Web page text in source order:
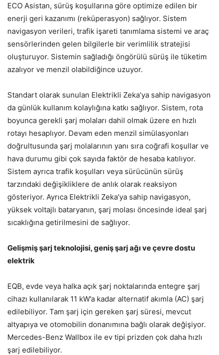
ECO Asistan, sürüş koşullarına göre optimize edilen bir
enerji geri kazanımı (reküperasyon) sağlıyor. Sistem
navigasyon verileri, trafik işareti tanımlama sistemi ve araç
sensörlerinden gelen bilgilerle bir verimlilik stratejisi
oluşturuyor. Sistemin sağladığı öngörülü sürüş ile tüketim
azalıyor ve menzil olabildiğince uzuyor.
Standart olarak sunulan Elektrikli Zeka’ya sahip navigasyon
da günlük kullanım kolaylığına katkı sağlıyor. Sistem, rota
boyunca gerekli şarj molaları dahil olmak üzere en hızlı
rotayı hesaplıyor. Devam eden menzil simülasyonları
doğrultusunda şarj molalarının yanı sıra coğrafi koşullar ve
hava durumu gibi çok sayıda faktör de hesaba katılıyor.
Sistem ayrıca trafik koşulları veya sürücünün sürüş
tarzındaki değişikliklere de anlık olarak reaksiyon
gösteriyor. Ayrıca Elektrikli Zeka’ya sahip navigasyon,
yüksek voltajlı bataryanın, şarj molası öncesinde ideal şarj
sıcaklığına getirilmesini de sağlıyor.
Gelişmiş şarj teknolojisi, geniş şarj ağı ve çevre dostu
elektrik
EQB, evde veya halka açık şarj noktalarında entegre şarj
cihazı kullanılarak 11 kW’a kadar alternatif akımla (AC) şarj
edilebiliyor. Tam şarj için gereken şarj süresi, mevcut
altyapıya ve otomobilin donanımına bağlı olarak değişiyor.
Mercedes-Benz Wallbox ile ev tipi prizden çok daha hızlı
şarj edilebiliyor.